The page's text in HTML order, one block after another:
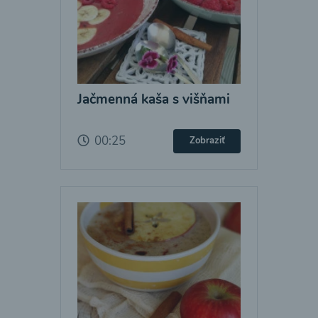
Jačmenná kaša s višňami
00:25 Zobraziť